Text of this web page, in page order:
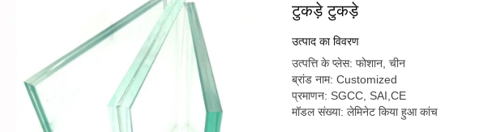
टुकड़े टुकड़े
उत्पाद का विवरण
उत्पत्ति के प्लेस: फोशान, चीन
ब्रांड नाम: Customized
प्रमाणन: SGCC, SAI,CE
मॉडल संख्या: लेमिनेट किया हुआ कांच